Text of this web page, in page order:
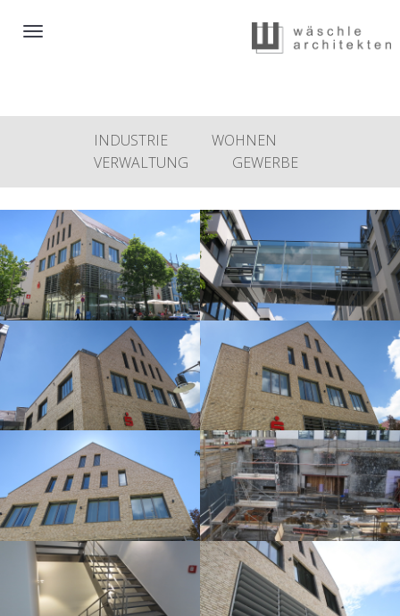
Toggle
INDUSTRIE
WOHNEN
VERWALTUNG
GEWERBE